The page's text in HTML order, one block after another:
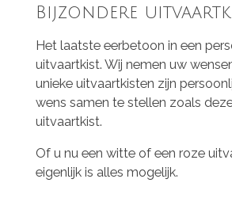
Bijzondere
Het laatste eerbetoon in een
uitvaartkist. Wij nemen uw
unieke uitvaartkisten zijn
wens samen te stellen zoals
uitvaartkist.
Of u nu een witte of een roze
eigenlijk is alles mogelijk.